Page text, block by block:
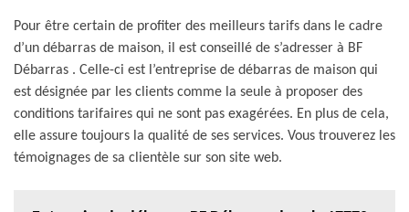
Pour être certain de profiter des meilleurs tarifs dans le cadre
d’un débarras de maison, il est conseillé de s’adresser à BF
Débarras . Celle-ci est l’entreprise de débarras de maison qui
est désignée par les clients comme la seule à proposer des
conditions tarifaires qui ne sont pas exagérées. En plus de cela,
elle assure toujours la qualité de ses services. Vous trouverez les
témoignages de sa clientèle sur son site web.